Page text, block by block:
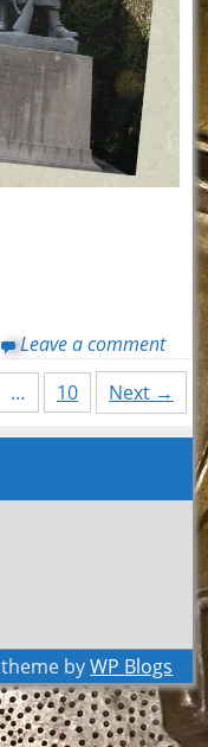
Leave a comment
… 10 Next →
theme byWP Blogs